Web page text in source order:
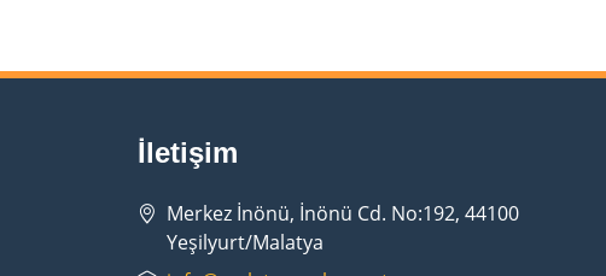
İletişim
Merkez İnönü, İnönü Cd. No:192, 44100
Yeşilyurt/Malatya